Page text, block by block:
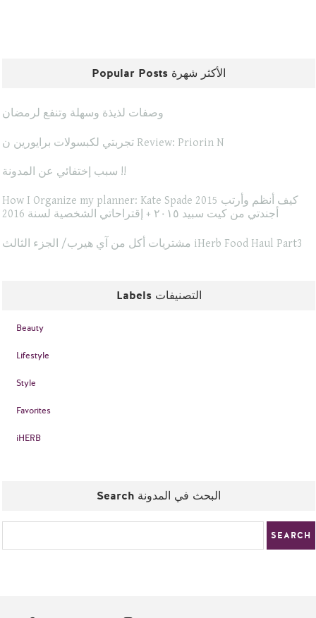
Popular Posts الأكثر شهرة
وصفات لذيذة وسهلة وتنفع لرمضان
تجربتي لكبسولات برايورين ن Review: Priorin N
سبب إختفائي عن المدونة !!
How I Organize my planner: Kate Spade 2015 كيف أنظم وأرتب
أجندتي من كيت سبيد ٢٠١٥ + إقتراحاتي الشخصية لسنة 2016
مشتريات أكل من آي هيرب/ الجزء الثالث iHerb Food Haul Part3
Labels التصنيفات
Beauty
Lifestyle
Style
Favorites
iHERB
Search البحث في المدونة